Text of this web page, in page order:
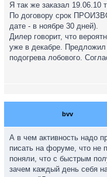
Я так же заказал 19.06.10
По договору срок
дате - в ноябре 30 дней).
Дилер говорит, что
уже в декабре.
подогрева лобового.
bvv
А в чем активность надо
писать на форуме, что не
поняли, что с быстрым
зачем каждый день себя